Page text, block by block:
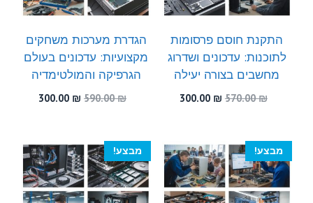
התקנת חוסם פרסומות
לתוכנות: עדכונים ושדרוג
מחשבים בצורה יעילה
570.00₪
המחיר
300.00 ₪
300.00 ₪.
הגדרת מערכות משחקים
מקצועיות: עדכונים בעולם
הגרפיקה והמולטימדיה
590.00₪
המחיר
300.00 ₪
המחיר
מבצע! מבצע!